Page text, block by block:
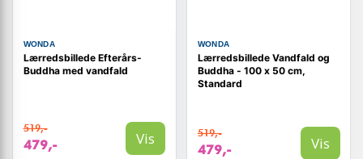
WONDA
Lærredsbillede Efterårs-
Buddha med vandfald
519,-
479,- Vis
WONDA
Lærredsbillede Vandfald og
Buddha - 100 x 50 cm,
Standard
519,-
479,- Vis